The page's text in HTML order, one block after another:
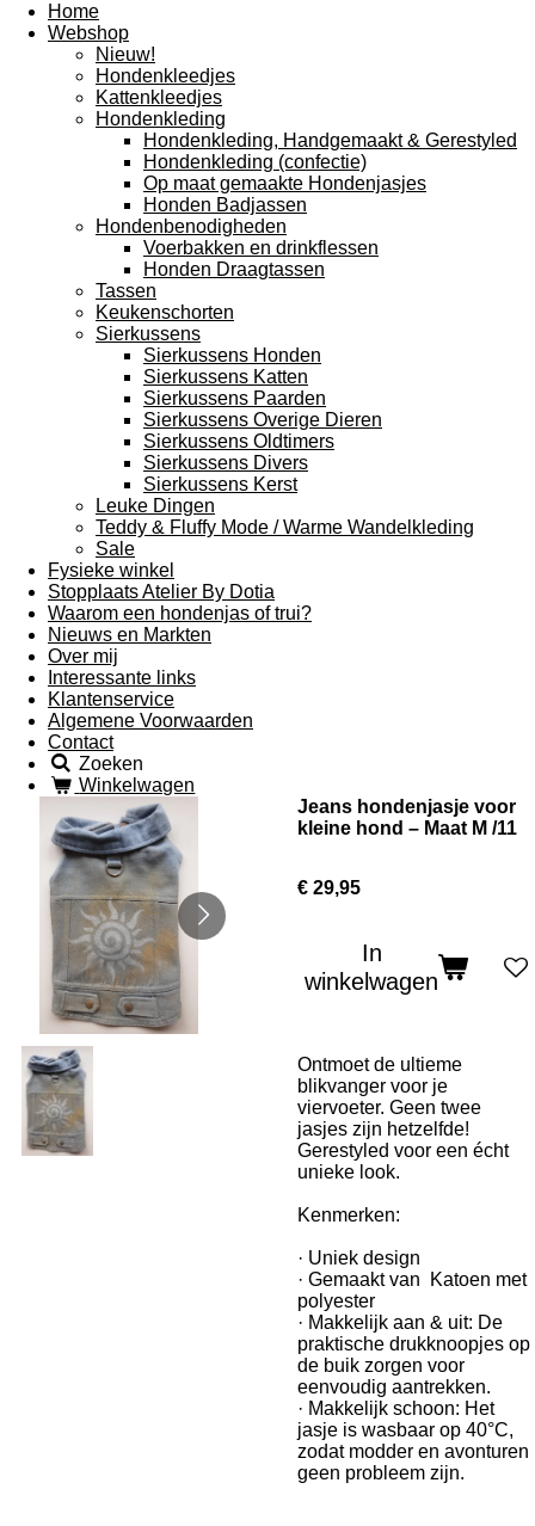
Home
Webshop
Nieuw!
Hondenkleedjes
Kattenkleedjes
Hondenkleding
Hondenkleding, Handgemaakt & Gerestyled
Hondenkleding (confectie)
Op maat gemaakte Hondenjasjes
Honden Badjassen
Hondenbenodigheden
Voerbakken en drinkflessen
Honden Draagtassen
Tassen
Keukenschorten
Sierkussens
Sierkussens Honden
Sierkussens Katten
Sierkussens Paarden
Sierkussens Overige Dieren
Sierkussens Oldtimers
Sierkussens Divers
Sierkussens Kerst
Leuke Dingen
Teddy & Fluffy Mode / Warme Wandelkleding
Sale
Fysieke winkel
Stopplaats Atelier By Dotia
Waarom een hondenjas of trui?
Nieuws en Markten
Over mij
Interessante links
Klantenservice
Algemene Voorwaarden
Contact
Zoeken
Winkelwagen
Jeans hondenjasje voor
kleine hond – Maat M /11
€ 29,95
In
winkelwagen
Ontmoet de ultieme
blikvanger voor je
viervoeter. Geen twee
jasjes zijn hetzelfde!
Gerestyled voor een écht
unieke look.
Kenmerken:
· Uniek design
· Gemaakt van Katoen met
polyester
· Makkelijk aan & uit: De
praktische drukknoopjes op
de buik zorgen voor
eenvoudig aantrekken.
· Makkelijk schoon: Het
jasje is wasbaar op 40°C,
zodat modder en avonturen
geen probleem zijn.